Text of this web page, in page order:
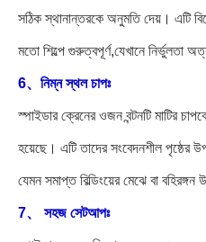
সঠিক স্থানান্তরকে অনুমতি দেয়। এটি
মতো শিল্পে গুরুত্বপূর্ণ,যেখানে নির্ভুলতা
6、নিম্ন স্থল চাপঃ
স্পাইডার ক্রেনের ওজন বন্টনটি মাটির
হয়েছে। এটি তাদের সংবেদনশীল
যেমন সমাপ্ত বিল্ডিংয়ের মেঝে বা
7、 সহজ সেটআপঃ